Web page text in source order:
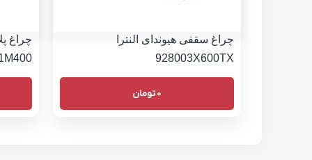
چراغ سقفی هیوندای النترا
928003X600TX
0تومان
چراغ